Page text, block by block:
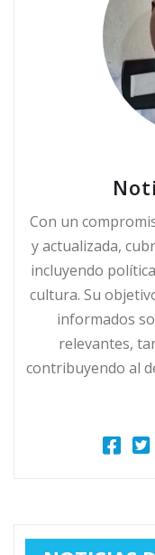
Con un
y actualizada,
incluyendo
cultura. Su
informados
relevantes,
contribuyendo al